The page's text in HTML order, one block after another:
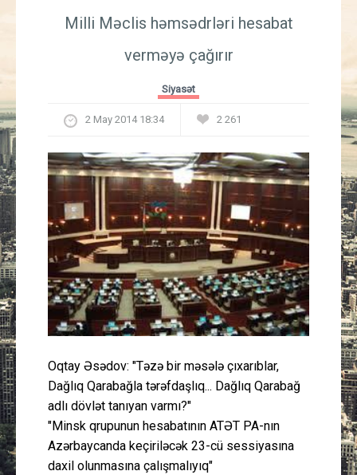
İqtisadiyyat
Güney Azərbaycan
Mədəniyyət
Müsahibə
İdman
Layihə
Gündəm
Peşə etikası
Milli Məclis həmsədrləri hesabat
verməyə çağırır
Siyasət
2 May 2014 18:34 2 261
Oqtay Əsədov: "Təzə bir məsələ çıxarıblar,
Dağlıq Qarabağla tərəfdaşlıq... Dağlıq Qarabağ
adlı dövlət tanıyan varmı?"
"Minsk qrupunun hesabatının ATƏT PA-nın
Azərbaycanda keçiriləcək 23-cü sessiyasına
daxil olunmasına çalışmalıyıq"